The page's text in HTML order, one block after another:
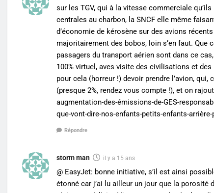
sur les TGV, qui à la vitesse commerciale
centrales au charbon, la SNCF elle même
d’économie de kérosène sur des avions
majoritairement des bobos, loin s’en faut. Que
passagers du transport aérien sont dans ce
100% virtuel, aves visite des civilisations et
pour cela (horreur !) devoir prendre l’avion,
(presque 2%, rendez vous compte !), et on
augmentation-des-émissions-de-GES-
que-vont-dire-nos-enfants-petits-enfants-
Répondre
storm man il y a 15 ans
@ EasyJet: bonne initiative, s’il est ainsi
étonné car j’ai lu ailleur un jour que la